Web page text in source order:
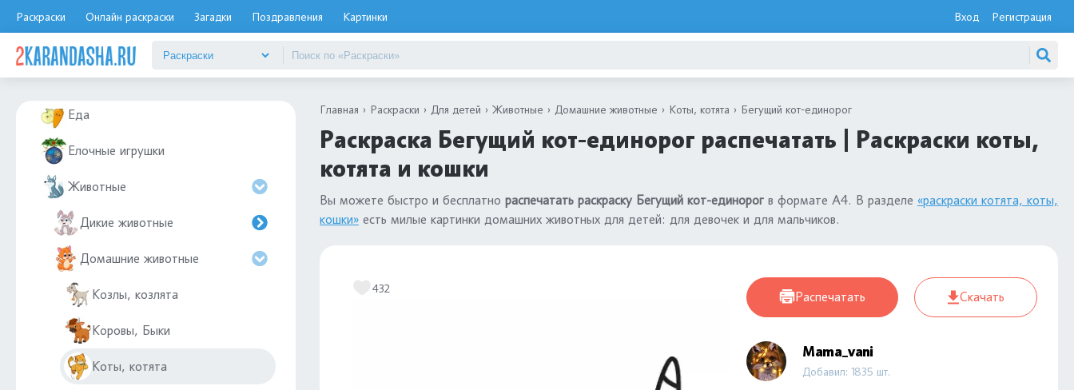
Раскраски Онлайн раскраски Загадки Поздравления Картинки Вход Регистрация
Дятел
Еда
Елочные игрушки
Животные
Дикие животные
Домашние животные
Козлы, козлята
Коровы, Быки
Коты, котята
Главная Раскраски Для детей Животные Домашние животные Коты, котята Бегущий кот-единорог
Раскраска Бегущий кот-единорог распечатать | Раскраски коты,
котята и кошки
Вы можете быстро и бесплатно распечатать раскраску Бегущий кот-единорог в формате А4. В разделе «раскраски котята, коты,
кошки» есть милые картинки домашних животных для детей: для девочек и для мальчиков.
432
Распечатать Скачать
Mama_vani
Добавил: 1835 шт.